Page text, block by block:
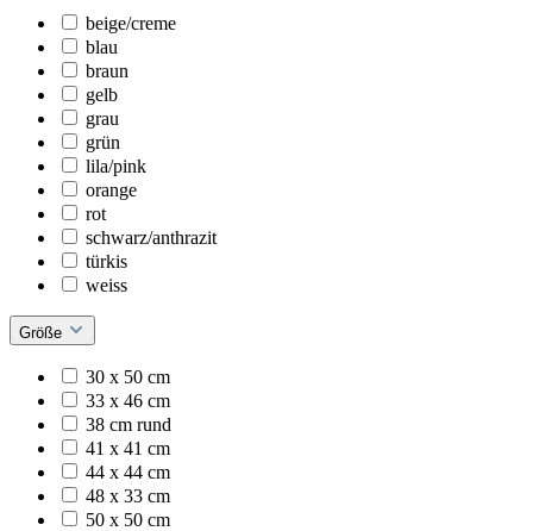
beige/creme
blau
braun
gelb
grau
grün
lila/pink
orange
rot
schwarz/anthrazit
türkis
weiss
Größe
30 x 50 cm
33 x 46 cm
38 cm rund
41 x 41 cm
44 x 44 cm
48 x 33 cm
50 x 50 cm